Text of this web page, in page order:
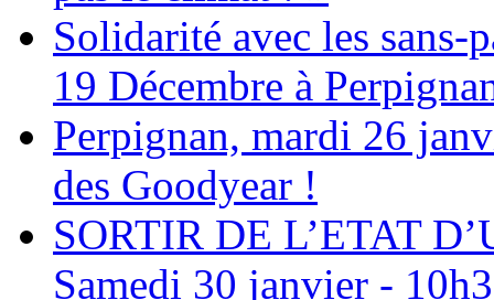
Solidarité avec les sans-
19 Décembre à
Perpignan, mardi 26
des Goodyear !
SORTIR DE L’ETAT
Samedi 30 janvier -